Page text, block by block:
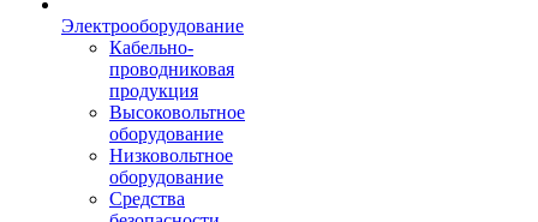
Электрооборудование
Кабельно-
проводниковая
продукция
Высоковольтное
оборудование
Низковольтное
оборудование
Средства